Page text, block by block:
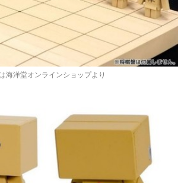
海洋堂オンラインショップより